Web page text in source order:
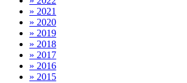
» 2021
» 2020
» 2019
» 2018
» 2017
» 2016
» 2015